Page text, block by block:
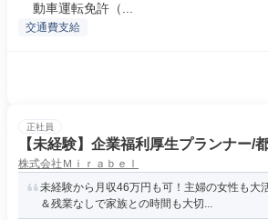
動車運転免許（...
交通費支給
正社員
【未経験】企業福利厚生プランナー/
株式会社Ｍｉｒａｂｅｌ
未経験から月収46万円も可！主婦の女性も大
＆残業なしで家族との時間も大切...